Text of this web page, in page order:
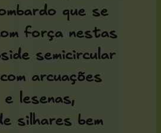
que se
força nestas
semicircular
arcuações
e lesenas,
silhares bem